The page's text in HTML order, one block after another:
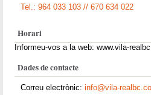
Tel.: 964 033 103 // 670 634 022
Horari
Informeu-vos a la web: www.vila-
Dades de contacte
Correu electrònic:info@vila-